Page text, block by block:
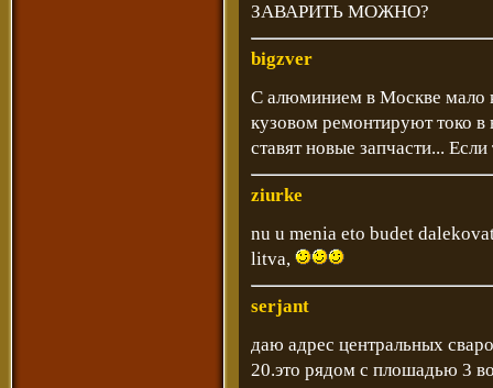
ЗАВАРИТЬ МОЖНО?
bigzver
С алюминием в Москве мало
кузовом ремонтируют токо в
ставят новые запчасти...
ziurke
nu u menia eto budet
litva,
serjant
даю адрес центральных
20.это рядом с плошадью 3